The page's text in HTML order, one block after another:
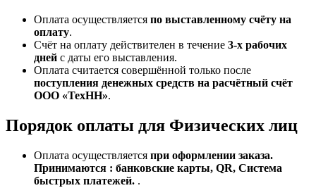
Оплата осуществляется по выставленному счёту на
оплату.
Счёт на оплату действителен в течение 3‑х рабочих
дней с даты его выставления.
Оплата считается совершённой только после
поступления денежных средств на расчётный счёт
ООО «ТехНН».
Порядок оплаты для Физических лиц
Оплата осуществляется при оформлении заказа.
Принимаются : банковские карты, QR, Система
быстрых платежей. .